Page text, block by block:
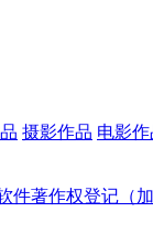
摄影作品 电影作
件著作权登记（加